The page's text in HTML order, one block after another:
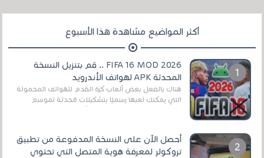
أكثر المواضيع مشاهدة هذا الأسبوع
FIFA 16 MOD 2026 .. قم بتنزيل النسخة
المحدثة APK لهواتف الأندرويد
هناك بالفعل بعض ألعاب كرة القدم للهواتف المحمولة
التي يمكنك لعبها رسميًا بتشكيلات مُحدثة لموسم
أحصل الآن على النسخة المدفوعة من تطبيق
تروكولر لمعرفة هوية المتصل التي تحتوي